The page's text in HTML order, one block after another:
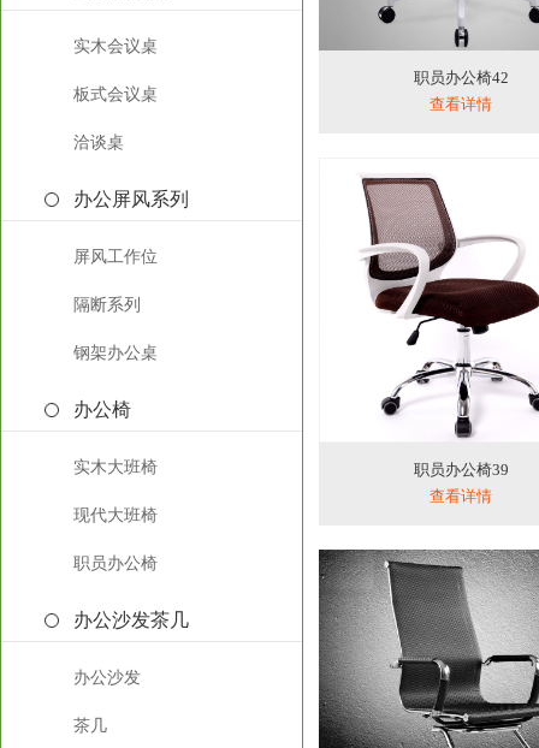
实木会议桌
板式会议桌
洽谈桌
办公屏风系列
屏风工作位
隔断系列
钢架办公桌
办公椅
实木大班椅
现代大班椅
职员办公椅
办公沙发茶几
办公沙发
茶几
职员办公椅42
查看详情
职员办公椅39
查看详情